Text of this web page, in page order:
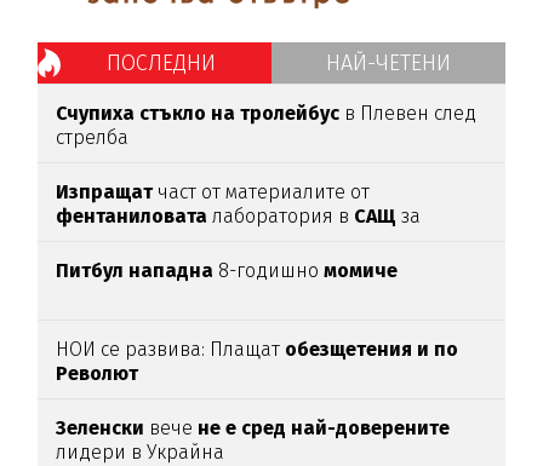
ПОСЛЕДНИ НАЙ-ЧЕТЕНИ
Счупиха стъкло на тролейбус в Плевен след
стрелба
Изпращатчаст от материалите от
фентаниловата лаборатория в САЩ за
Питбул нападна 8-годишномомиче
НОИ се развива: Плащат обезщетения и по
Револют
Зеленски вече не е сред най-доверените
лидери в Украйна